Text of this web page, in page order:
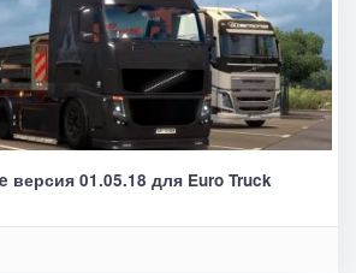
версия 01.05.18 для Euro Truck